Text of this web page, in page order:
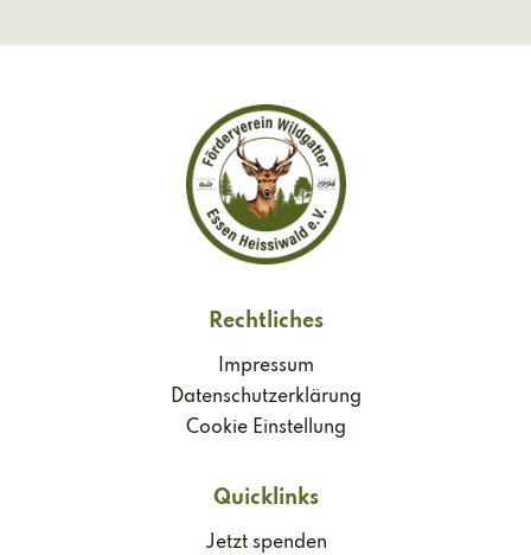
Rechtliches
Impressum
Datenschutzerklärung
Cookie Einstellung
Quicklinks
Jetzt spenden